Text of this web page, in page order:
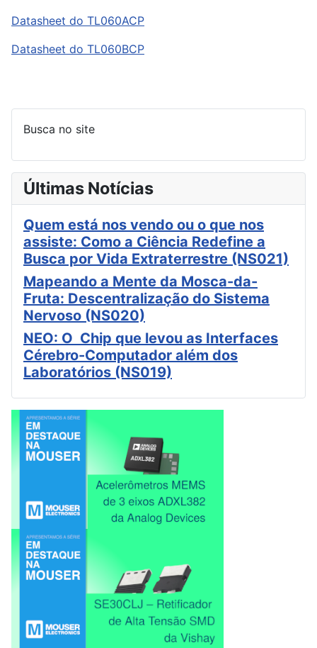
Datasheet do TL060ACP
Datasheet do TL060BCP
Busca no site
Últimas Notícias
Quem está nos vendo ou o que nos
assiste: Como a Ciência Redefine a
Busca por Vida Extraterrestre (NS021)
Mapeando a Mente da Mosca-da-
Fruta: Descentralização do Sistema
Nervoso (NS020)
NEO: O Chip que levou as Interfaces
Cérebro-Computador além dos
Laboratórios (NS019)